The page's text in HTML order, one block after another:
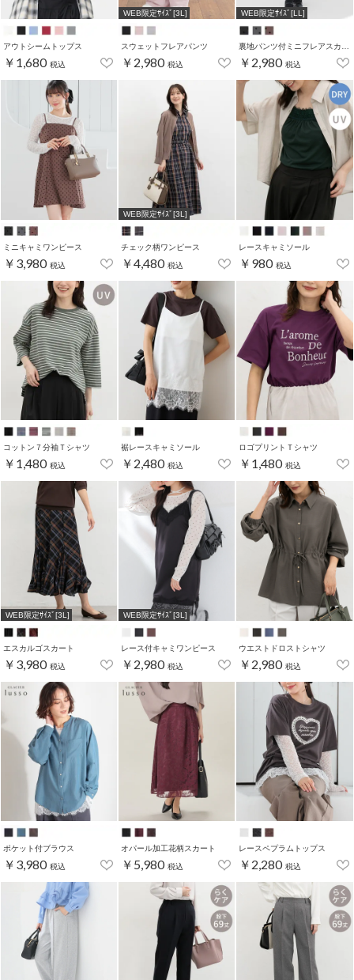
アウトシームトップス
￥1,680 税込
WEB限定ｻｲｽﾞ[3L]
スウェットフレアパンツ
￥2,980 税込
WEB限定ｻｲｽﾞ[LL]
￥2,980 税込
ミニキャミワンピース
￥3,980 税込
WEB限定ｻｲｽﾞ[3L]
チェック柄ワンピース
￥4,480 税込
レースキャミソール
￥980 税込
コットン７分袖Ｔシャツ
￥1,480 税込
裾レースキャミソール
￥2,480 税込
ロゴプリントＴシャツ
￥1,480 税込
WEB限定ｻｲｽﾞ[3L]
エスカルゴスカート
￥3,980 税込
WEB限定ｻｲｽﾞ[3L]
レース付キャミワンピース
￥2,980 税込
ウエストドロストシャツ
￥2,980 税込
ポケット付ブラウス
￥3,980 税込
オパール加工花柄スカート
￥5,980 税込
レースペプラムトップス
￥2,280 税込